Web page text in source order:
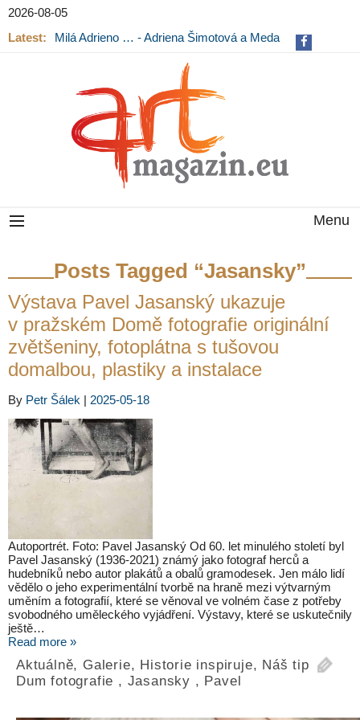
2026-08-05
Latest:
Milá Adrieno … - Adriena Šimotová a Meda
Menu
Posts Tagged “Jasansky”
Výstava Pavel Jasanský ukazuje
v pražském Domě fotografie originální
zvětšeniny, fotoplátna s tušovou
domalbou, plastiky a instalace
By Petr Šálek | 2025-05-18
Autoportrét. Foto: Pavel Jasanský Od 60. let minulého století byl
Pavel Jasanský (1936-2021) známý jako fotograf herců a
hudebníků nebo autor plakátů a obalů gramodesek. Jen málo lidí
vědělo o jeho experimentální tvorbě na hraně mezi výtvarným
uměním a fotografií, které se věnoval ve volném čase z potřeby
svobodného uměleckého vyjádření. Výstavy, které se uskutečnily
ještě…
Read more »
Aktuálně, Galerie, Historie inspiruje, Náš tip
Dum fotografie , Jasansky , Pavel